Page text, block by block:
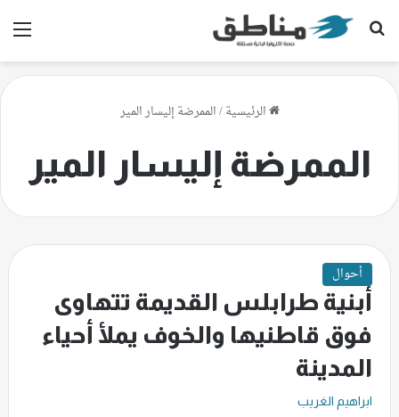
بحث عن
الرئيسية/الممرضة إليسار المير
الممرضة إليسار المير
أحوال
أبنية طرابلس القديمة تتهاوى
فوق قاطنيها والخوف يملأ أحياء
المدينة
ابراهيم الغريب